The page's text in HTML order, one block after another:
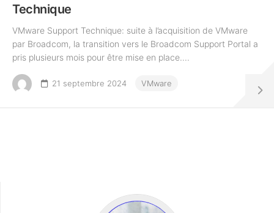
Technique
VMware Support Technique: suite à l’acquisition de VMware
par Broadcom, la transition vers le Broadcom Support Portal a
pris plusieurs mois pour être mise en place....
21 septembre 2024 VMware